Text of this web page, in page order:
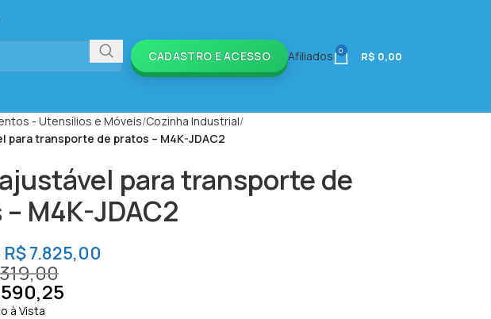
CADASTRO E ACESSO Afiliados 0 R$ 0,00
- Utensílios e Móveis Cozinha Industrial
para transporte de pratos – M4K-JDAC2
para transporte de
M4K-JDAC2
R$7.825,00
à Vista